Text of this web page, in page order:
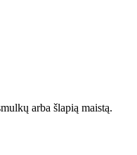
arba šlapią maistą.